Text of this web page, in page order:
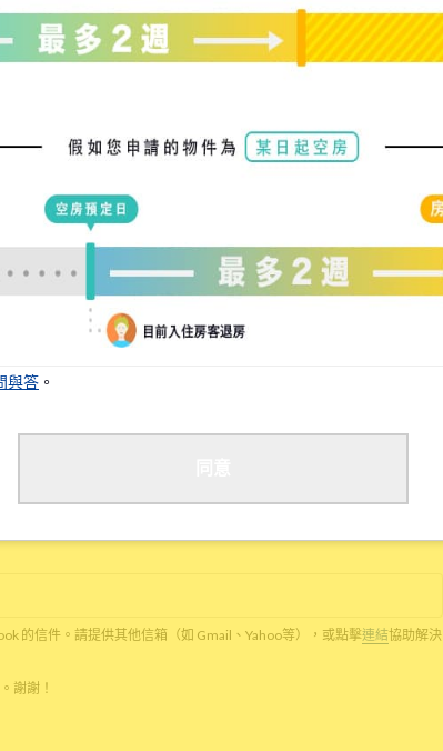
可能能夠安排您入住。
的信件。請提供其他信箱（如 Gmail、Yahoo等），或點擊連結協助解決
謝謝！
與答 。